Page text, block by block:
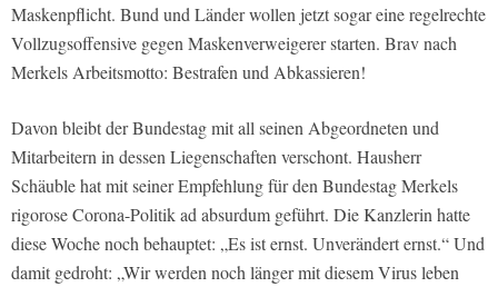
Maskenpflicht. Bund und Länder wollen jetzt sogar eine regelrechte
Vollzugsoffensive gegen Maskenverweigerer starten. Brav nach
Merkels Arbeitsmotto: Bestrafen und Abkassieren!
Davon bleibt der Bundestag mit all seinen Abgeordneten und
Mitarbeitern in dessen Liegenschaften verschont. Hausherr
Schäuble hat mit seiner Empfehlung für den Bundestag Merkels
rigorose Corona-Politik ad absurdum geführt. Die Kanzlerin hatte
diese Woche noch behauptet: „Es ist ernst. Unverändert ernst.“ Und
damit gedroht: „Wir werden noch länger mit diesem Virus leben